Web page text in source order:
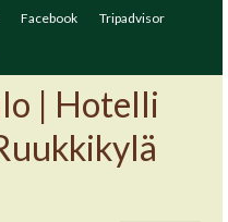
Facebook Tripadvisor